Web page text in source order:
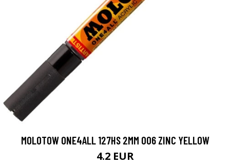
MOLOTOW ONE4ALL 127HS 2MM 006 ZINC YELLOW
4.2 EUR